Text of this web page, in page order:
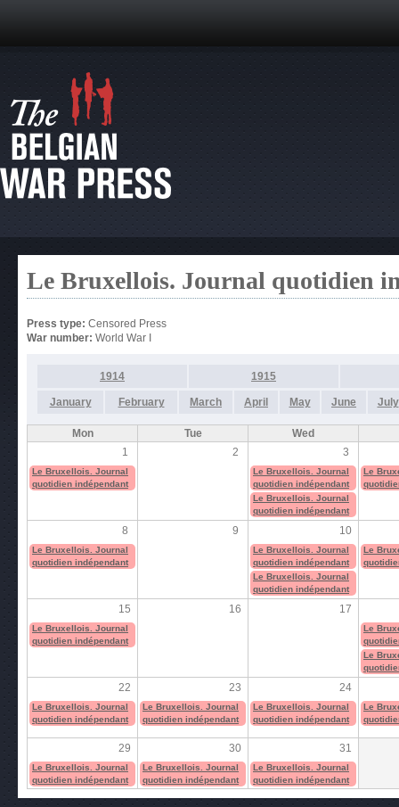
Le Bruxellois. Journal quotidien
Press type: Censored Press
War number: World War I
1914 1915
January February March April May June July
Mon Tue
Wed
1
2 3
Le Bruxellois. Journal
quotidien indépendant
Le Bruxellois. Journal
quotidien indépendant
Le Bruxellois. Journal
quotidien indépendant
Le
8 9 10
Le Bruxellois. Journal
quotidien indépendant
Le Bruxellois. Journal
quotidien indépendant
Le Bruxellois. Journal
quotidien indépendant
Le
15 16 17
Le Bruxellois. Journal
quotidien indépendant
Le
Le
22 23 24
Le Bruxellois. Journal
quotidien indépendant
Le Bruxellois. Journal
quotidien indépendant
Le Bruxellois. Journal
quotidien indépendant
Le
29 30 31
Le Bruxellois. Journal
quotidien indépendant
Le Bruxellois. Journal
quotidien indépendant
Le Bruxellois. Journal
quotidien indépendant